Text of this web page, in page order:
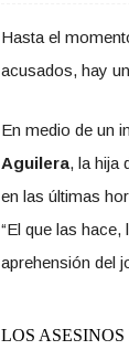
Hasta el
acusados, hay
En medio de un
Aguilera, la hija
en las últimas
“El que las hace,
aprehensión del
LOS